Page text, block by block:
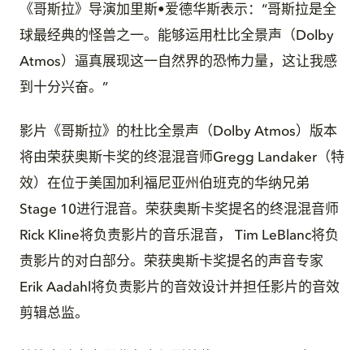
《哥斯拉》导演加里斯•爱德华斯表示：“哥斯拉是全
球最经典的怪兽之一。能够运用杜比全景声（Dolby
Atmos）逼真展现这一自然界的恐怖力量，这让我感
到十分兴奋。”
影片《哥斯拉》的杜比全景声（Dolby Atmos）版本
将由荣获奥斯卡奖的终混混音师Gregg Landaker（特
效）在位于美国加利福尼亚州伯班克的华纳兄弟
Stage 10进行混音。荣获奥斯卡奖提名的终混混音师
Rick Kline将负责影片的音乐混音， Tim LeBlanc将负
责影片的对白部分。荣获奥斯卡奖提名的声音专家
Erik Aadahl将负责影片的音效设计并担任影片的音效
剪辑总监。